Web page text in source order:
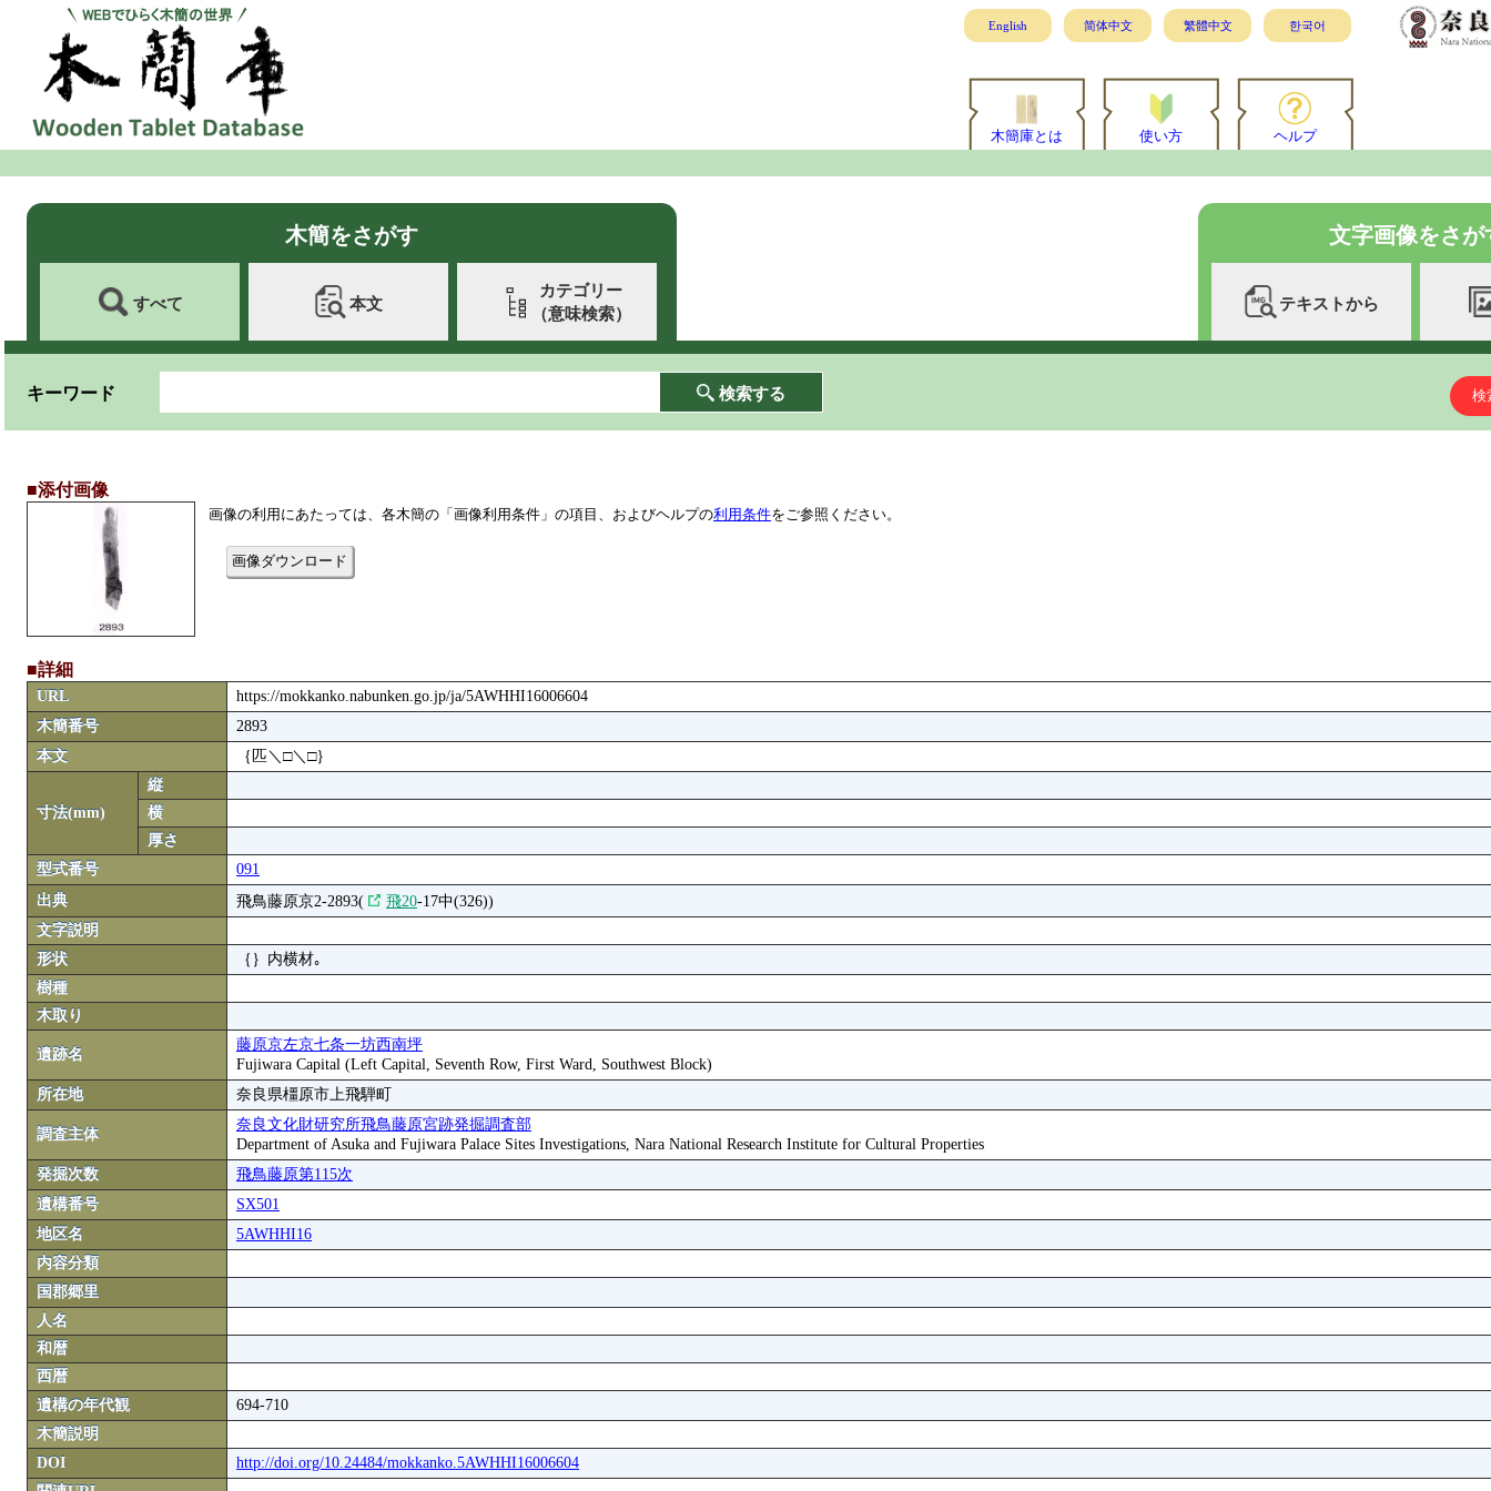
English 简体中文 繁體中文 한국어
木簡庫とは 使い方 ヘルプ
木簡をさがす
すべて 本文
カテゴリー
（意味検索）
文字画像をさが
テキストから
キーワード 検索する 検
■添付画像
画像の利用にあたっては、各木簡の「画像利用条件」の項目、およびヘルプの利用条件をご参照ください。
画像ダウンロード
■詳細
URL
https://mokkanko.nabunken.go.jp/ja/5AWHHI16006604
木簡番号
2893
本文
｛匹＼□＼□｝
寸法(mm)
縦
横
厚さ
型式番号
091
出典
飛鳥藤原京2-2893( 飛20-17中(326))
文字説明
形状
｛｝内横材｡
樹種
木取り
遺跡名
藤原京左京七条一坊西南坪
Fujiwara Capital (Left Capital, Seventh Row, First Ward, Southwest Block)
所在地
奈良県橿原市上飛騨町
調査主体
奈良文化財研究所飛鳥藤原宮跡発掘調査部
Department of Asuka and Fujiwara Palace Sites Investigations, Nara National Research Institute for Cultural Properties
発掘次数
飛鳥藤原第115次
遺構番号
SX501
地区名
5AWHHI16
内容分類
国郡郷里
人名
和暦
西暦
遺構の年代観
694-710
木簡説明
DOI
http://doi.org/10.24484/mokkanko.5AWHHI16006604